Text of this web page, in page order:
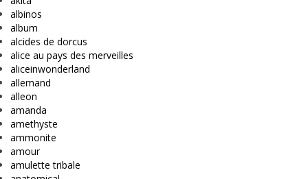
albinos
album
alcides de dorcus
alice au pays des merveilles
aliceinwonderland
allemand
alleon
amanda
amethyste
ammonite
amour
amulette tribale